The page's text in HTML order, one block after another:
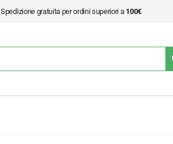
Spedizione gratuita per ordini superiori a 100€